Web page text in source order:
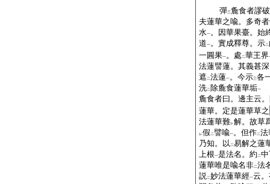
彈三麁食者謬破
夫蓮華之喩。多奇
水一。因華果臺。始
道一。實成釋尊。示二
一圓果一。處 二華王界
法蓮譬蓮。其義甚
遮 二法蓮一。今示三各
洗二 除麁食蓮華垢一
麁食者曰。邊主云
蓮華。定是蓮華草之
法蓮華難レ解。故草
レ假 二譬喩一。但作二法
乃知。以 二易解之蓮
上根一是法名。約 二
蓮華唯是喩名非二法
説二妙法蓮華經一云